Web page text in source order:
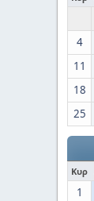
4
11
18
25
Κυρ
1